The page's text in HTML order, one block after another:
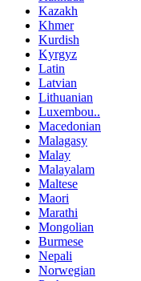
Kazakh
Khmer
Kurdish
Kyrgyz
Latin
Latvian
Lithuanian
Luxembou..
Macedonian
Malagasy
Malay
Malayalam
Maltese
Maori
Marathi
Mongolian
Burmese
Nepali
Norwegian